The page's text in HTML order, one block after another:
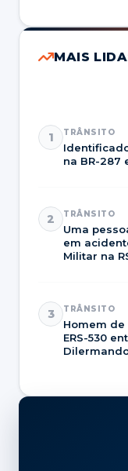
MAIS
1 TRÂNSITO
na BR-287
2 TRÂNSITO
Uma
em
Militar na
3 TRÂNSITO
Homem
ERS-530